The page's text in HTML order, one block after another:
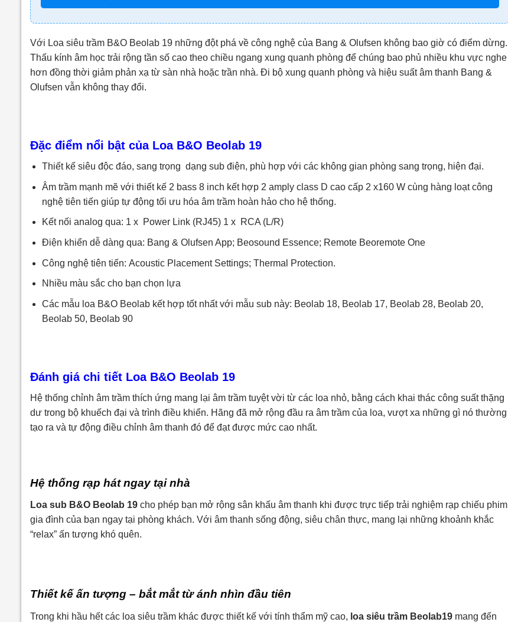
Với Loa siêu trầm B&O Beolab 19 những đột phá về công nghệ của Bang & Olufsen không bao giờ có điểm dừng.
Thấu kính âm học trải rộng tần số cao theo chiều ngang xung quanh phòng để chúng bao phủ nhiều khu vực nghe
hơn đồng thời giảm phản xạ từ sàn nhà hoặc trần nhà. Đi bộ xung quanh phòng và hiệu suất âm thanh Bang &
Olufsen vẫn không thay đổi.
Đặc điểm nổi bật của Loa B&O Beolab 19
Thiết kế siêu độc đáo, sang trọng dạng sub điện, phù hợp với các không gian phòng sang trọng, hiện đại.
Âm trầm mạnh mẽ với thiết kế 2 bass 8 inch kết hợp 2 amply class D cao cấp 2 x160 W cùng hàng loạt công
nghệ tiên tiến giúp tự động tối ưu hóa âm trầm hoàn hảo cho hệ thống.
Kết nối analog qua: 1 x Power Link (RJ45) 1 x RCA (L/R)
Điện khiển dễ dàng qua: Bang & Olufsen App; Beosound Essence; Remote Beoremote One
Công nghệ tiên tiến: Acoustic Placement Settings; Thermal Protection.
Nhiều màu sắc cho bạn chọn lựa
Các mẫu loa B&O Beolab kết hợp tốt nhất với mẫu sub này: Beolab 18, Beolab 17, Beolab 28, Beolab 20,
Beolab 50, Beolab 90
Đánh giá chi tiết Loa B&O Beolab 19
Hệ thống chỉnh âm trầm thích ứng mang lại âm trầm tuyệt vời từ các loa nhỏ, bằng cách khai thác công suất thặng
dư trong bộ khuếch đại và trình điều khiển. Hãng đã mở rộng đầu ra âm trầm của loa, vượt xa những gì nó thường
tạo ra và tự động điều chỉnh âm thanh đó để đạt được mức cao nhất.
Hệ thống rạp hát ngay tại nhà
Loa sub B&O Beolab 19 cho phép bạn mở rộng sân khấu âm thanh khi được trực tiếp trải nghiệm rạp chiếu phim
gia đình của bạn ngay tại phòng khách. Với âm thanh sống động, siêu chân thực, mang lại những khoảnh khắc
“relax” ấn tượng khó quên.
Thiết kế ấn tượng – bắt mắt từ ánh nhìn đầu tiên
Trong khi hầu hết các loa siêu trầm khác được thiết kế với tính thẩm mỹ cao, loa siêu trầm Beolab19mang đến